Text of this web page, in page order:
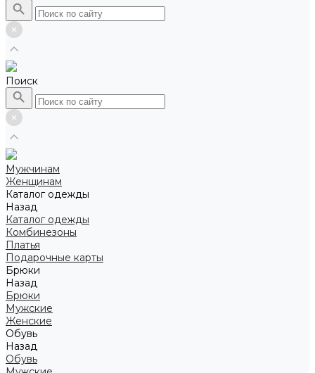
Поиск
Мужчинам
Женщинам
Каталог одежды
Назад
Каталог одежды
Комбинезоны
Платья
Подарочные карты
Брюки
Назад
Брюки
Мужские
Женские
Обувь
Назад
Обувь